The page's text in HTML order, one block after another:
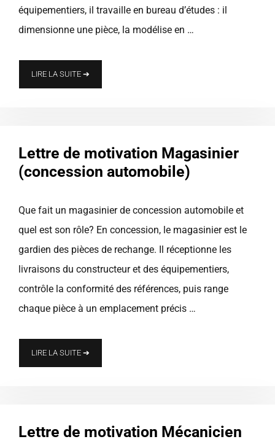
équipementiers, il travaille en bureau d’études : il
dimensionne une pièce, la modélise en …
LIRE LA SUITE ➔
Lettre de motivation Magasinier
(concession automobile)
Que fait un magasinier de concession automobile et
quel est son rôle? En concession, le magasinier est le
gardien des pièces de rechange. Il réceptionne les
livraisons du constructeur et des équipementiers,
contrôle la conformité des références, puis range
chaque pièce à un emplacement précis …
LIRE LA SUITE ➔
Lettre de motivation Mécanicien